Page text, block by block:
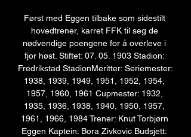
Først med Eggen tilbake som sidestilt
hovedtrener, karret FFK til seg de
nødvendige poengene for å overleve i
fjor høst. Stiftet: 07. 05. 1903 Stadion:
Fredrikstad StadionMeritter: Seriemester:
1938, 1939, 1949, 1951, 1952, 1954,
1957, 1960, 1961 Cupmester: 1932,
1935, 1936, 1938, 1940, 1950, 1957,
1961, 1966, 1984 Trener: Knut Torbjørn
Eggen Kaptein: Bora Zivkovic Budsjett: